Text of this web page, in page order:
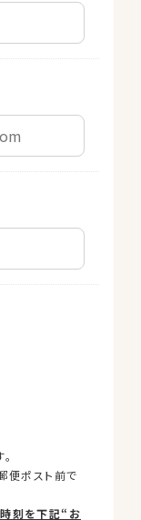
便ポスト前で
刻を下記“お